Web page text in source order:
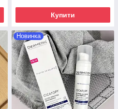
Купити
Новинка